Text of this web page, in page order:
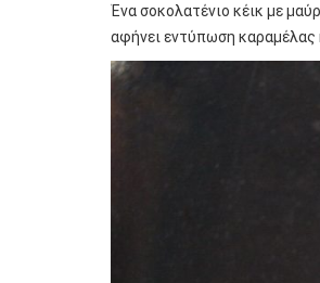
Ένα σοκολατένιο κέικ με
αφήνει εντύπωση καραμέλας